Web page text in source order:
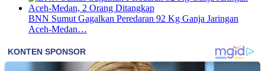
BNN Sumut Gagalkan Peredaran 92 Kg Ganja Jaringan
Aceh-Medan…